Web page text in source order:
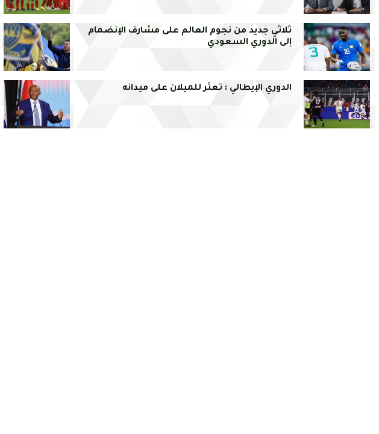
ثلاثي جديد من نجوم العالم على مشارف الإنضمام
إلى الدوري السعودي
الدوري الإيطالي : تعثر للميلان على ميدانه